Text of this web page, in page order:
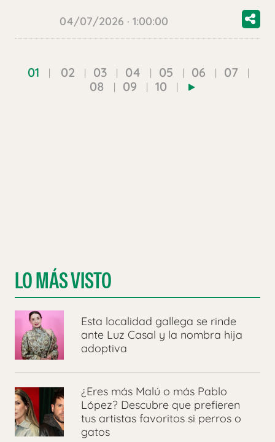
04/07/2026 · 1:00:00
01 02 03 04 05 06
07
08
09 10
LO MÁS VISTO
Esta localidad gallega se rinde
ante Luz Casal y la nombra hija
adoptiva
¿Eres más Malú o más Pablo
López? Descubre que prefieren
tus artistas favoritos si perros o
gatos